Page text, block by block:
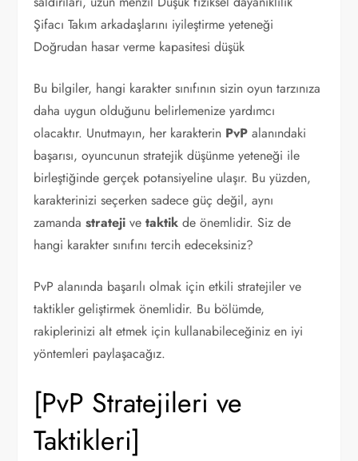
Şifacı Takım arkadaşlarını iyileştirme yeteneği
Doğrudan hasar verme kapasitesi düşük
Bu bilgiler, hangi karakter sınıfının sizin oyun tarzınıza
daha uygun olduğunu belirlemenize yardımcı
olacaktır. Unutmayın, her karakterin PvP alanındaki
başarısı, oyuncunun stratejik düşünme yeteneği ile
birleştiğinde gerçek potansiyeline ulaşır. Bu yüzden,
karakterinizi seçerken sadece güç değil, aynı
zamandastrateji vetaktik de önemlidir. Siz de
hangi karakter sınıfını tercih edeceksiniz?
PvP alanında başarılı olmak için etkili stratejiler ve
taktikler geliştirmek önemlidir. Bu bölümde,
rakiplerinizi alt etmek için kullanabileceğiniz en iyi
yöntemleri paylaşacağız.
[PvP Stratejileri ve
Taktikleri]